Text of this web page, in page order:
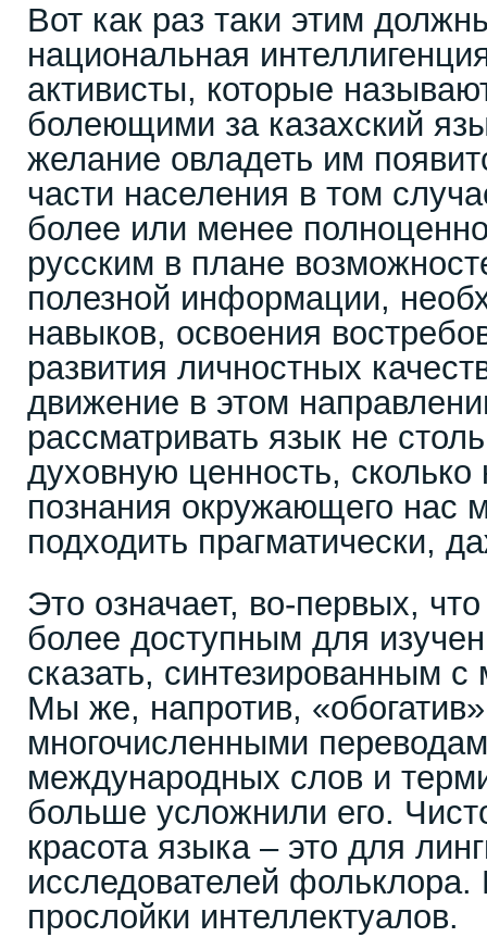
Вот как раз таки этим
национальная
активисты, которые
болеющими за казахский
желание овладеть им
части населения в том
более или менее
русским в плане
полезной информации,
навыков, освоения
развития личностных
движение в этом
рассматривать язык не
духовную ценность, сколько
познания окружающего нас
подходить прагматически,
Это означает, во-первых,
более доступным для
сказать, синтезированным
Мы же, напротив,
многочисленными
международных слов и
больше усложнили его.
красота языка – это для
исследователей фольклора.
прослойки интеллектуалов.